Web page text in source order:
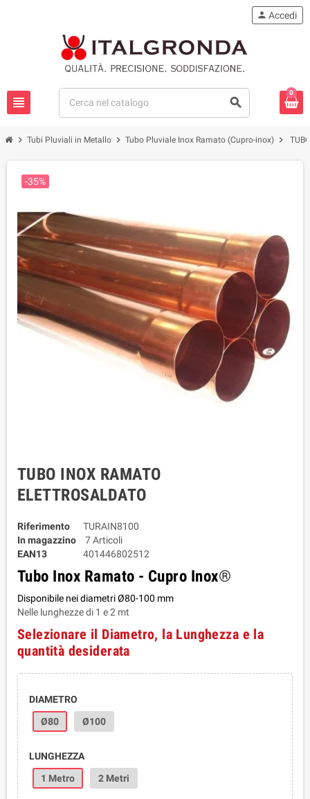
view_headline search
person Accedi
0
chevron_right Tubi Pluviali in Metallo chevron_right Tubo Pluviale Inox Ramato (Cupro-inox) chevron_right
-35%
TUBO INOX RAMATO
ELETTROSALDATO
Riferimento
TURAIN8100
In magazzino
7 Articoli
EAN13
401446802512
Tubo Inox Ramato - Cupro Inox®
Disponibile nei diametri Ø80-100 mm
Nelle lunghezze di 1 e 2 mt
Selezionare il Diametro, la Lunghezza e la
quantità desiderata
DIAMETRO
Ø80
Ø100
LUNGHEZZA
1 Metro
2 Metri